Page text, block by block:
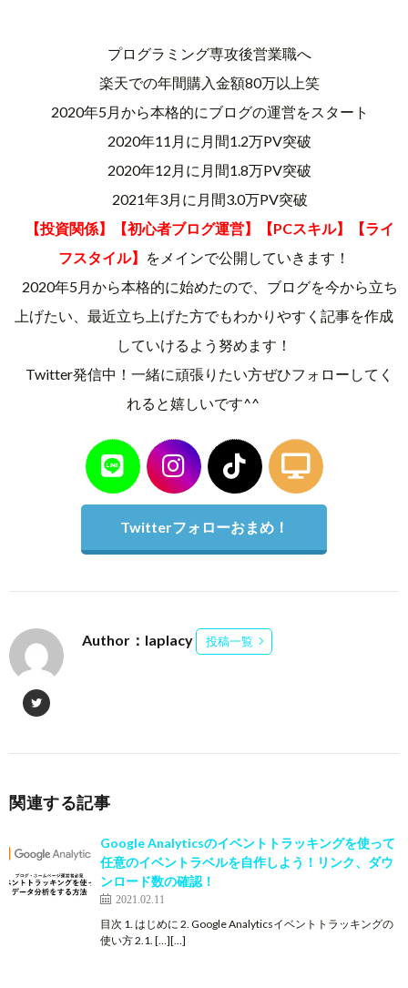
プログラミング専攻後営業職へ
楽天での年間購入金額80万以上笑
2020年5月から本格的にブログの運営をスタート
2020年11月に月間1.2万PV突破
2020年12月に月間1.8万PV突破
2021年3月に月間3.0万PV突破
【投資関係】【初心者ブログ運営】【PCスキル】【ライ
フスタイル】
をメインで公開していきます！
2020年5月から本格的に始めたので、ブログを今から立ち
上げたい、最近立ち上げた方でもわかりやすく記事を作成
していけるよう努めます！
Twitter発信中！一緒に頑張りたい方ぜひフォローしてく
れると嬉しいです^^
Twitterフォローおまめ！
Author：laplacy 投稿一覧
関連する記事
Google Analyticsのイベントトラッキングを使って
任意のイベントラベルを自作しよう！リンク、ダウ
ンロード数の確認！
2021.02.11
目次 1. はじめに 2. Google Analyticsイベントトラッキングの
使い方 2.1. […][…]